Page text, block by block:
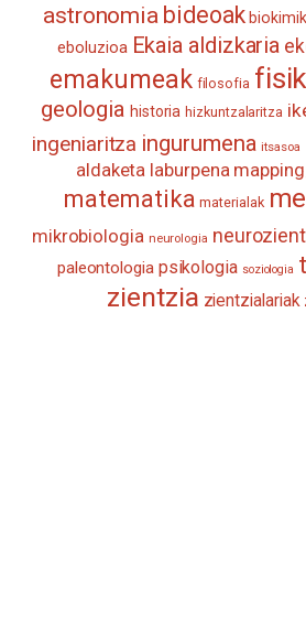
astronomia bideoak
eboluzioa Ekaia aldizkaria
emakumeak filosofia
geologia historia hizkuntzalaritza
ingeniaritza ingurumena itsasoa
aldaketa laburpena
matematika materialak
mikrobiologia neurologia
paleontologia psikologia soziologia
zientzia zientzialariak